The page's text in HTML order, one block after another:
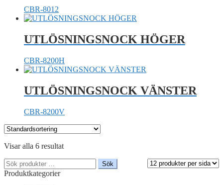
CBR-8012
UTLÖSNINGSNOCK HÖGER
CBR-8200H
UTLÖSNINGSNOCK VÄNSTER
CBR-8200V
Visar alla 6 resultat
Sök
efter:
Sök
Produktkategorier